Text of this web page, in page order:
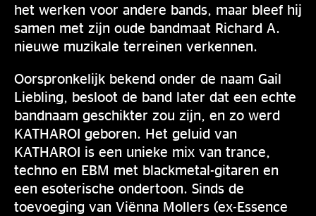
het werken voor andere bands, maar bleef hij
samen met zijn oude bandmaat Richard A.
nieuwe muzikale terreinen verkennen.
Oorspronkelijk bekend onder de naam Gail
Liebling, besloot de band later dat een echte
bandnaam geschikter zou zijn, en zo werd
KATHAROI geboren. Het geluid van
KATHAROI is een unieke mix van trance,
techno en EBM met blackmetal-gitaren en
een esoterische ondertoon. Sinds de
toevoeging van Viënna Mollers (ex-Essence